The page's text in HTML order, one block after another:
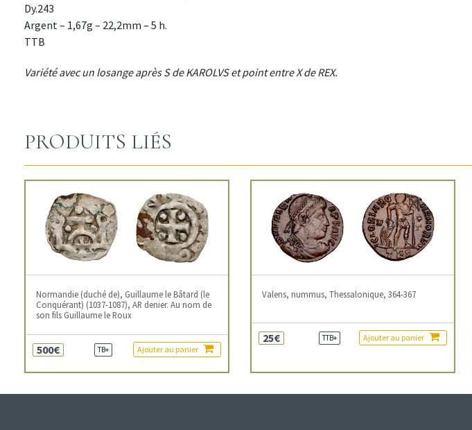
Dy.243
Argent – 1,67g – 22,2mm – 5 h.
TTB
Variété avec un losange après S de KAROLVS et point entre X de REX.
PRODUITS LIÉS
Normandie (duché de), Guillaume le Bâtard (le
Conquérant) (1037-1087), AR denier. Au nom de
son fils Guillaume le Roux
500€ TB+ Ajouter au panier
Valens, nummus, Thessalonique, 364-367
25€ TTB+ Ajouter au panier